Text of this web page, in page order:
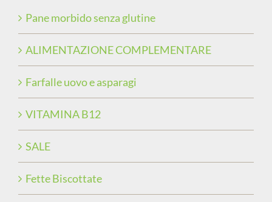
Pane morbido senza glutine
ALIMENTAZIONE COMPLEMENTARE
Farfalle uovo e asparagi
VITAMINA B12
SALE
Fette Biscottate